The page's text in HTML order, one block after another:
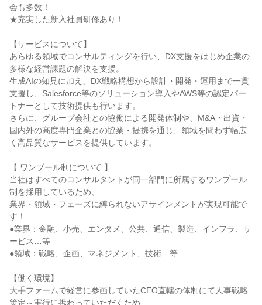
会も多数！
★充実した新入社員研修あり！
【サービスについて】
あらゆる領域でコンサルティングを行い、DX支援をはじめ企業の
多様な経営課題の解決を支援。
生成AIの知見に加え、DX戦略構想から設計・開発・運用まで一貫
支援し、Salesforce等のソリューション導入やAWS等の認定パー
トナーとして技術提供も行います。
さらに、グループ会社との協働による開発体制や、M&A・出資・
国内外の高度専門企業との協業・提携を通じ、領域を問わず幅広
く高品質なサービスを提供しています。
【 ワンプール制について 】
当社はすべてのコンサルタントが同一部門に所属するワンプール
制を採用しているため、
業界・領域・フェーズに縛られないアサインメントが実現可能で
す！
●業界：金融、小売、エンタメ、公共、通信、製造、インフラ、サ
ービス…等
●領域：戦略、企画、マネジメント、技術…等
【働く環境】
大手ファームで経営に参画していたCEO直轄の体制にて人事戦略
策定～実行に携わっていただくため、